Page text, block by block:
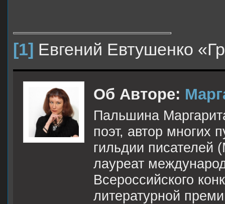
[1] Евгений Евтушенко
Об Авторе:
Пальшина
поэт, автор многих
гильдии
лауреат
Всероссийского
литературной